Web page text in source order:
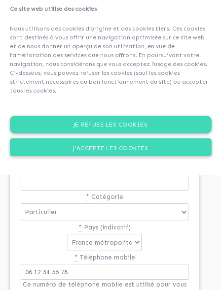
Ce site web utilise des cookies
Nous utilisons des cookies d’origine et des cookies tiers. Ces cookies
sont destinés à vous offrir une navigation optimisée sur ce site web
et de nous donner un aperçu de son utilisation, en vue de
l’amélioration des services que nous offrons. En poursuivant votre
navigation, nous considérons que vous acceptez l’usage des cookies.
Ci-dessous, vous pouvez refuser les cookies (sauf les cookies
strictement nécessaires au bon fonctionnement du site) ou accepter
tous les cookies.
JE REFUSE LES COOKIES
J'ACCEPTE LES COOKIES
Si vous n'êtes pas encore inscrit
* Catégorie
* Pays (indicatif)
* Téléphone mobile
Ce numéro de téléphone mobile est utilisé pour vous